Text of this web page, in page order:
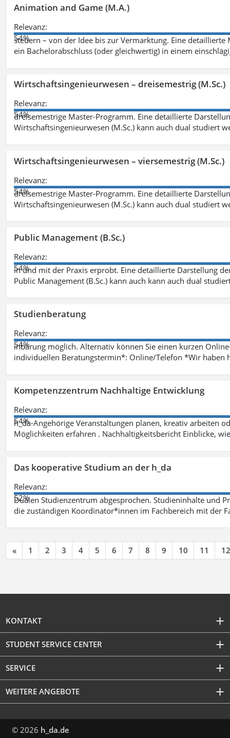
Animation and Game (M.A.)
Relevanz:
54%
steuern – von der Idee bis zur Vermarktung. Eine
ein Bachelorabschluss (oder gleichwertig) in einem
Wirtschaftsingenieurwesen – dreisemestrig (M.Sc.)
Relevanz:
54%
dreisemestrige Master-Programm. Eine detaillierte
Wirtschaftsingenieurwesen (M.Sc.) kann auch dual studiert
Wirtschaftsingenieurwesen – viersemestrig (M.Sc.)
Relevanz:
54%
dreisemestrige Master-Programm. Eine detaillierte
Wirtschaftsingenieurwesen (M.Sc.) kann auch dual studiert
Public Management (B.Sc.)
Relevanz:
54%
in und mit der Praxis erprobt. Eine detaillierte Darstellung
Public Management (B.Sc.) kann auch kann auch dual
Studienberatung
Relevanz:
54%
inbarung möglich. Alternativ können Sie einen kurzen
individuellen Beratungstermin*: Online/Telefon *Wir haben
Kompetenzzentrum Nachhaltige Entwicklung
Relevanz:
54%
h_da-Angehörige Veranstaltungen planen, kreativ arbeiten
Möglichkeiten erfahren . Nachhaltigkeitsbericht Einblicke,
Das kooperative Studium an der h_da
Relevanz:
52%
Dualen Studienzentrum abgesprochen. Studieninhalte und
die zuständigen Koordinator*innen im Fachbereich mit der
« 1 2 3 4 5 6 7 8 9 10 11 12
KONTAKT
STUDENT SERVICE CENTER
SERVICE
WEITERE ANGEBOTE
© 2026 h_da.de